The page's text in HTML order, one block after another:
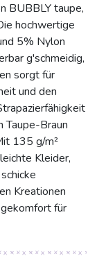
BUBBLY taupe,
hochwertige
5% Nylon
g'schmeidig,
sorgt für
und den
Taupe-Braun
135 g/m²
Kleider,
Kreationen
für